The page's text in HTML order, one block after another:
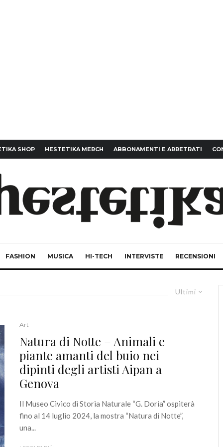
SHOP HESTETIKA MERCH ABBONAMENTI E ARRETRATI
FASHION MUSICA HI-TECH INTERVISTE RECENSIONI
Ultimi
Art
Natura di Notte – Animali e
piante amanti del buio nei
dipinti degli artisti Aipan a
Genova
Il Museo Civico di Storia Naturale “G. Doria” ospiterà
fino al 14 luglio 2024, la mostra “Natura di Notte”,
una...